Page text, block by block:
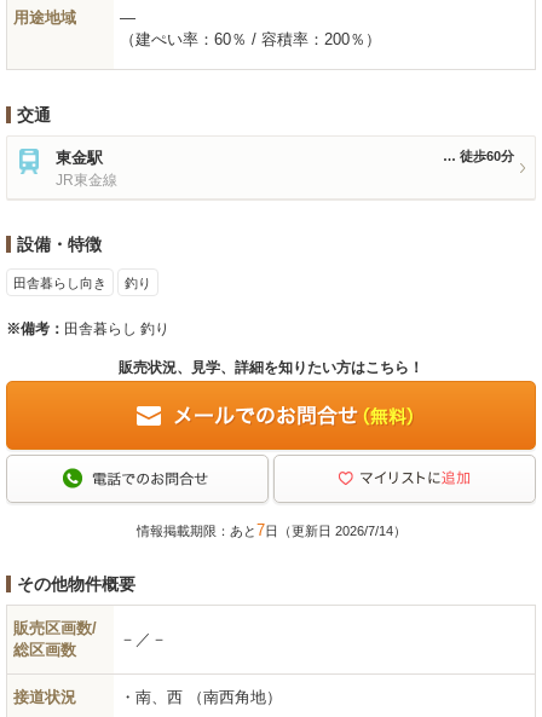
用途地域
―
（建ぺい率：60％ / 容積率：200％）
交通
東金駅
JR東金線
徒歩60分
設備・特徴
田舎暮らし向き 釣り
※備考： 田舎暮らし 釣り
販売状況、見学、詳細を知りたい方はこちら！
情報掲載期限：あと7日（更新日 2026/7/14）
その他物件概要
販売区画数/
総区画数
－／－
接道状況 南、西 （南西角地）